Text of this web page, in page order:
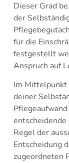
Dieser Grad
der
für die
festgestellt
Anspruch auf
Im Mittelpunkt
deiner
Regel der
Entscheidung
zugeordneten